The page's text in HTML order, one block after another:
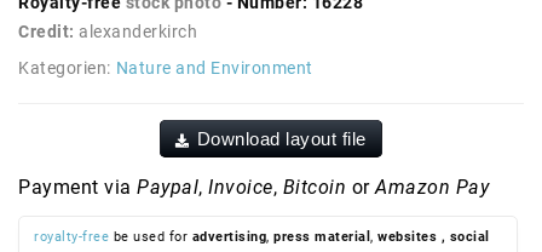
Credit: alexanderkirch
Kategorien: Nature and Environment
Download layout file
Payment via Paypal, Invoice, Bitcoin or Amazon Pay
royalty-free be used for advertising, press material , websites , social